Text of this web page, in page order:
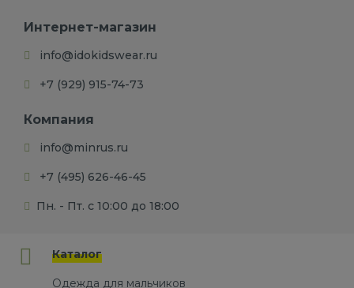
Интернет-магазин
info@idokidswear.ru
+7 (929) 915-74-73
Компания
info@minrus.ru
+7 (495) 626-46-45
Пн. - Пт. с 10:00 до 18:00
Каталог
Одежда для мальчиков